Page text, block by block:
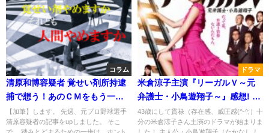
コラム
清原和博容疑者 覚せい剤所持逮
捕で想う！あのＣＭをもう一
度！！【加筆】踏みとどまるた
めの一歩は!?
【加筆】します。 先週、元プロ野球選手
清原容疑者の記事をupしました。 そこ
ドラマ
米倉涼子主演『リーガルＶ～元
弁護士・小鳥遊翔子～』感想! 米
倉ワールド全開の予定調和ドラ
マ！
43歳にして貫禄（存在感、威圧感(^-^;）十
分の米倉涼子さん主演のドラマが始まりま